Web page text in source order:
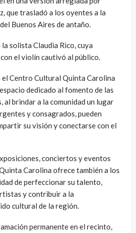
que trasladó a los oyentes a la
Buenos Aires de antaño.
solista Claudia Rico, cuya
el violín cautivó al público.
el Centro Cultural Quinta Carolina
dedicado al fomento de las
brindar a la comunidad un lugar
y consagrados, pueden
su visión y conectarse con el
conciertos y eventos
Carolina ofrece también a los
de perfeccionar su talento,
y contribuir a la
cultural de la región.
permanente en el recinto,